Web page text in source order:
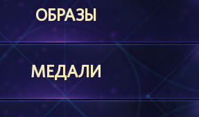
ОБРАЗЫ
МЕДАЛИ